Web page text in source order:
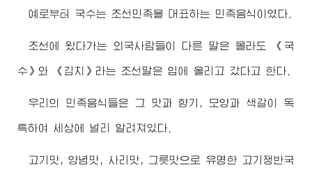
예로부터 국수는 조선민족을 대표하는 민족음식이였다.
조선에 왔다가는 외국사람들이 다른 말은 몰라도 《국
수》와 《김치》라는 조선말은 입에 올리고 갔다고 한다.
우리의 민족음식들은 그 맛과 향기, 모양과 색갈이 독
특하여 세상에 널리 알려져있다.
고기맛, 양념맛, 사리맛, 그릇맛으로 유명한 고기쟁반국